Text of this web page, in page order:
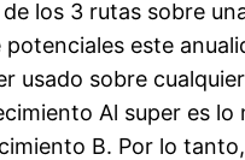
los 3 rutas sobre
este
usado sobre
Al super es
B. Por lo